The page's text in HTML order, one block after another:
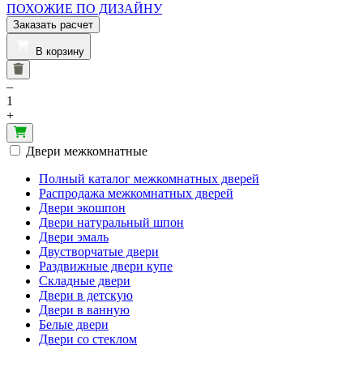
ПОХОЖИЕ ПО ДИЗАЙНУ
Заказать расчет
В корзину
–
1
+
Двери межкомнатные
Полный каталог межкомнатных дверей
Распродажа межкомнатных дверей
Двери экошпон
Двери натуральный шпон
Двери эмаль
Двустворчатые двери
Раздвижные двери купе
Складные двери
Двери в детскую
Двери в ванную
Белые двери
Двери со стеклом